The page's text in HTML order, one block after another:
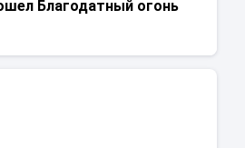
Благодатный огонь